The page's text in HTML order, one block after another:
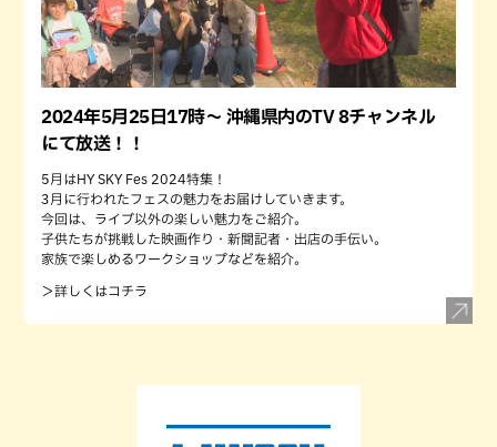
2024年5月25日17時〜 沖縄県内のTV 8チャンネル
にて放送！！
5月はHY SKY Fes 2024特集！
3月に行われたフェスの魅力をお届けしていきます。
今回は、ライブ以外の楽しい魅力をご紹介。
子供たちが挑戦した映画作り・新聞記者・出店の手伝い。
家族で楽しめるワークショップなどを紹介。
＞詳しくはコチラ